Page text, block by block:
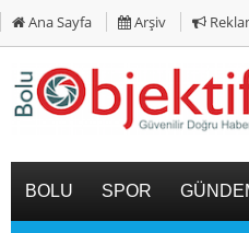
Ana Sayfa Arşiv
BOLU SPOR